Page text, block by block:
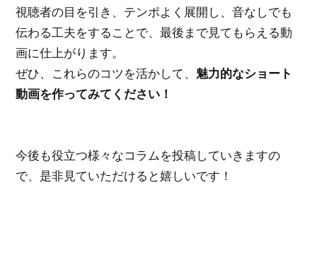
視聴者の目を引き、テンポよく展開し、音なしでも
伝わる工夫をすることで、最後まで見てもらえる動
画に仕上がります。
ぜひ、これらのコツを活かして、 魅力的なショート
動画を作ってみてください！
今後も役立つ様々なコラムを投稿していきますの
で、是非見ていただけると嬉しいです！